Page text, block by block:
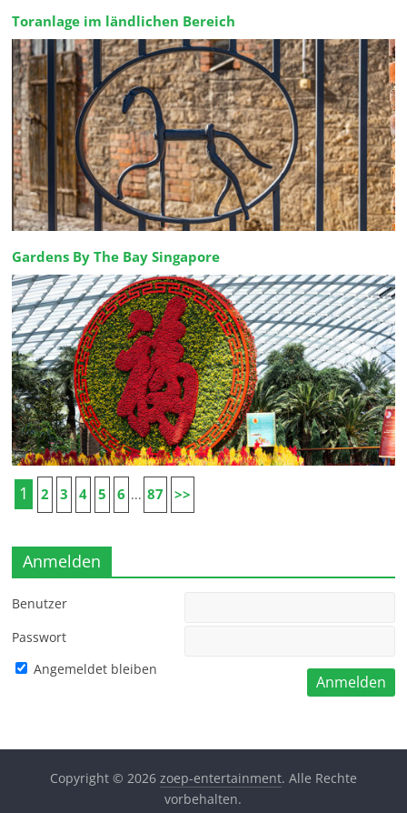
Toranlage im ländlichen Bereich
Gardens By The Bay Singapore
1 2 3 4 5 6 ... 87 >>
Anmelden
Benutzer
Passwort
Angemeldet bleiben
Copyright © 2026 zoep-entertainment. Alle Rechte
vorbehalten.